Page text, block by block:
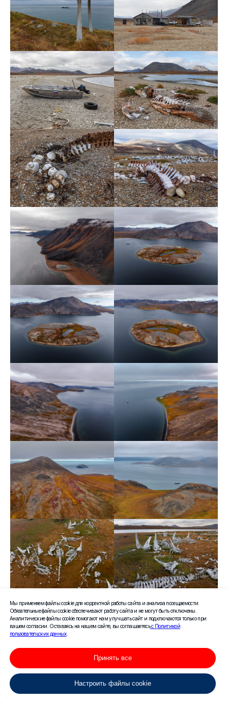
Мы применяем файлы cookie для корректной работы сайта и анализа посещаемости.
Обязательные файлы cookie обеспечивают работу сайта и не могут быть отключены.
Аналитические файлы cookie помогают нам улучшать сайт и подключаются только при
вашем согласии. Оставаясь на нашем сайте, вы соглашаетесьс Политикой
пользовательских данных.
Принять все
Настроить файлы cookie